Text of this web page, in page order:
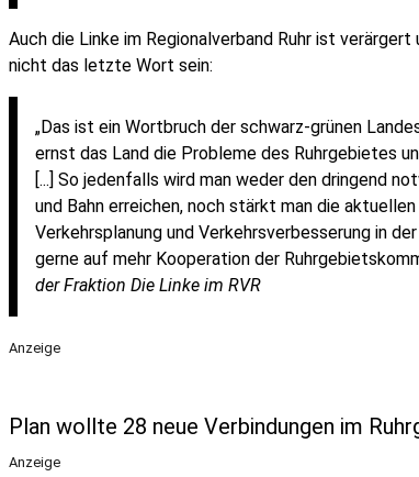
Auch die Linke im Regionalverband Ruhr ist
nicht das letzte Wort sein:
„Das ist ein Wortbruch der schwarz-grünen
ernst das Land die Probleme des Ruhrgebietes
[...] So jedenfalls wird man weder den dringend
und Bahn erreichen, noch stärkt man die
Verkehrsplanung und Verkehrsverbesserung in
gerne auf mehr Kooperation der
der Fraktion Die Linke im RVR
Anzeige
Plan wollte 28 neue Verbindungen im
Anzeige